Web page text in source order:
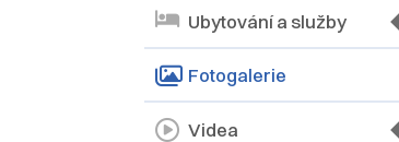
Ubytování a služby
Fotogalerie
Videa